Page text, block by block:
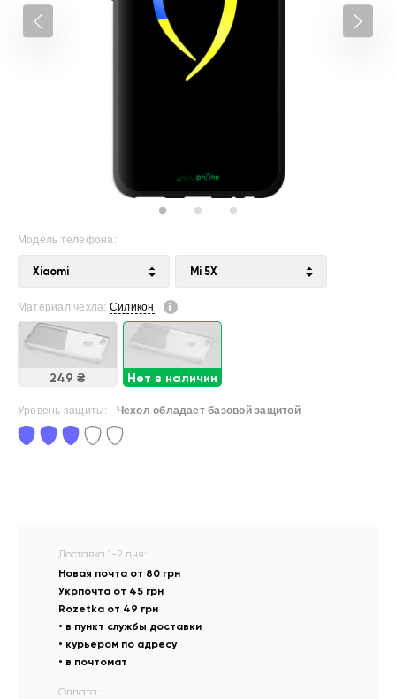
Модель телефона:
Xiaomi Mi 5X
Материал чехла: Силикон
249 ₴ Нет в наличии
Уровень защиты: Чехол обладает базовой защитой
Доставка 1-2 дня:
Новая почта от 80 грн
Укрпочта от 45 грн
Rozetka от 49 грн
• в пункт службы доставки
• курьером по адресу
• в почтомат
Оплата: